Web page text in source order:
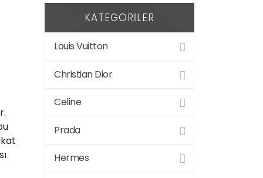
KATEGORILER
Louis Vuitton
Christian Dior
Celine
Prada
Hermes